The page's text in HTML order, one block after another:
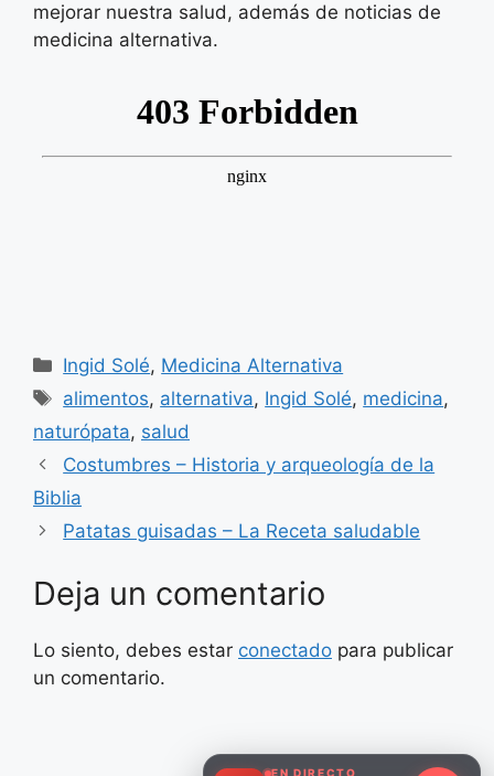
EN DIRECTO
mejorar nuestra salud, además de noticias de
medicina alternativa.
Categorías
Ingid Solé, Medicina Alternativa
Etiquetas
alimentos, alternativa, Ingid Solé, medicina,
naturópata, salud
Costumbres – Historia y arqueología de la
Biblia
Patatas guisadas – La Receta saludable
Deja un comentario
Lo siento, debes estar conectado para publicar
un comentario.